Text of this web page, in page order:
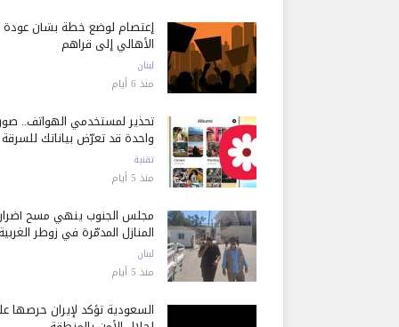
إعتصام لوضع خطة بشأن عودة
الأهالي إلى قراهم
لبنان
منذ 6 أيام
تحذير لمستخدمي الهواتف..
واحدة قد تعرّض بياناتك للسرقة
تقنية
منذ 5 أيام
مجلس الجنوب ينهي مسح أضرار
المنازل المدمّرة في زوطر الغربية
لبنان
منذ 5 أيام
السعودية تؤكد لإيران حرصها